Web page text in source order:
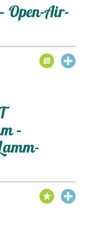
Open-Air-
„Die WOLLE der
–